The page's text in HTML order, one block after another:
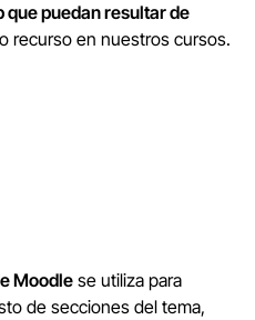
que puedan resultar de
recurso en nuestros cursos.
Moodle se utiliza para
de secciones del tema,